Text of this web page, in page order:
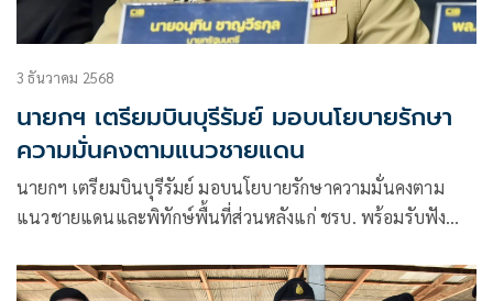
3 ธันวาคม 2568
นายกฯ เตรียมบินบุรีรัมย์ มอบนโยบายรักษา
ความมั่นคงตามแนวชายแดน
นายกฯ เตรียมบินบุรีรัมย์ มอบนโยบายรักษาความมั่นคงตาม
แนวชายแดนและพิทักษ์พื้นที่ส่วนหลังแก่ ชรบ. พร้อมรับฟัง